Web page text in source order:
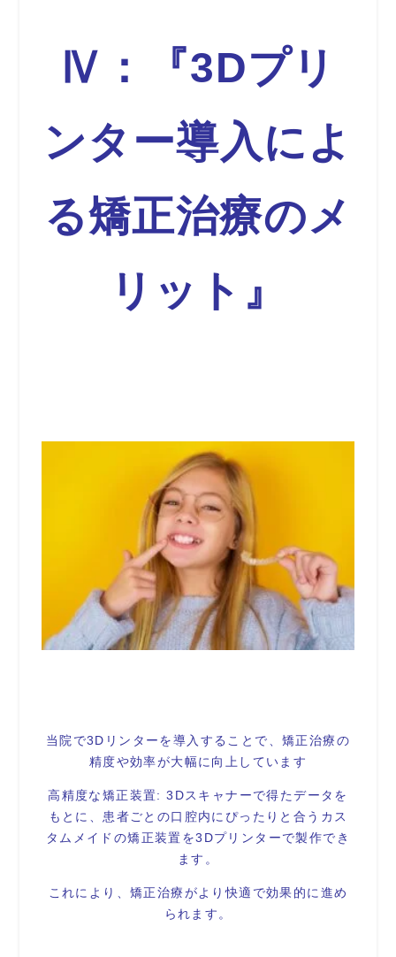
Ⅳ：『3Dプリ
ンター導入によ
る矯正治療のメ
リット』
当院で3Dリンターを導入することで、矯正治療の
精度や効率が大幅に向上しています
高精度な矯正装置: 3Dスキャナーで得たデータを
もとに、患者ごとの口腔内にぴったりと合うカス
タムメイドの矯正装置を3Dプリンターで製作でき
ます。
これにより、矯正治療がより快適で効果的に進め
られます。